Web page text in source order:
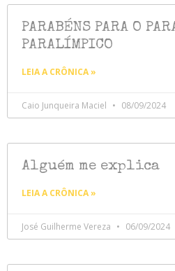
PARABÉNS PARA O
PARALÍMPICO
LEIA A CRÔNICA »
Caio Junqueira Maciel 08/09/2024
Alguém me explica
LEIA A CRÔNICA »
José Guilherme Vereza 06/09/2024